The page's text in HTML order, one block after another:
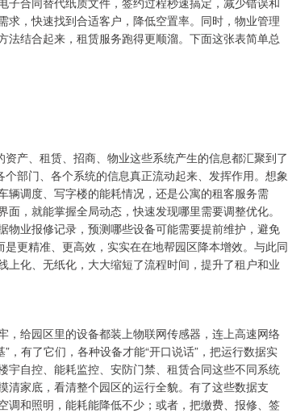
，快速找到合适客户，降低空置率。同时，物业管理
结合起来，租赁服务跑得更顺溜。下面这张表简单总
产、租赁、招商、物业这些系统产生的信息都汇聚到了
部门、各个系统的信息真正流动起来、发挥作用。想象
调度、写字楼的能耗情况，还是公寓的租客服务需
，就能掌握全局动态，快速发现哪里需要调整优化。
物业报修记录，预测哪些设备可能需要提前维护，避免
更精准、更高效，实实在在地帮园区降本增效。与此同
化、无纸化，大大缩短了流程时间，提升了租户和业
，给园区里的设备都装上物联网传感器，连上高速网络
，有了它们，各种设备才能“开口说话”，把运行数据实
宇自控、能耗监控、安防门禁、租赁合同这些不同系统
家底，看清整个园区的运行全貌。有了这些数据支
和照明，能耗能降低不少；或者，把缴费、报修、签